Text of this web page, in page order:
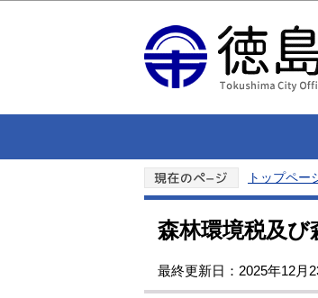
トップペー
森林環境税及び
最終更新日：2025年12月